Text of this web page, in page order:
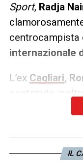
Sport, Radja
internazionale
L’ex Cagliari,
sostenuto
l’interrogatorio
coinvolgimento
ore verrannoIL